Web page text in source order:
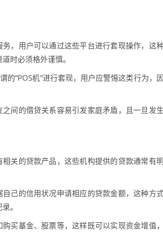
，用户可以通过这些平台进行套现操作，这
时必须格外谨慎。
“POS机”进行套现，用户应警惕这类行为，
间的借贷关系容易引发家庭矛盾，且一旦发
关的贷款产品，这些机构提供的贷款通常有
己的信用状况申请相应的贷款金额，这种方
。
买基金、股票等，这样既可以实现资金增值